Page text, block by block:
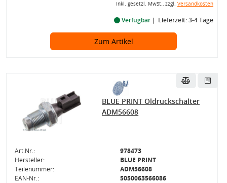
inkl. gesetzl. MwSt., zzgl. Versandkosten
Verfügbar Lieferzeit: 3-4 Tage
Zum Artikel
BLUE PRINT Öldruckschalter
ADM56608
Art.Nr.:
978473
Hersteller:
BLUE PRINT
Teilenummer:
ADM56608
EAN-Nr.:
5050063566086